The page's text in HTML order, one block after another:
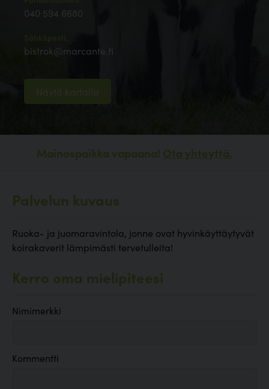
040 594 6680
bistrok@marcante.fi
Näytä kartalla
Mainospaikka vapaana! Ota yhteyttä.
Palvelun kuvaus
Ruoka- ja juomaravintola, jonne ovat hyvinkäyttäytyvät
koirakaverit lämpimästi tervetulleita!
Kerro oma mielipiteesi
Nimimerkki
Kommentti